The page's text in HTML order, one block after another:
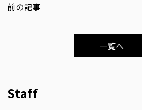
前の記事
一覧へ
Staff